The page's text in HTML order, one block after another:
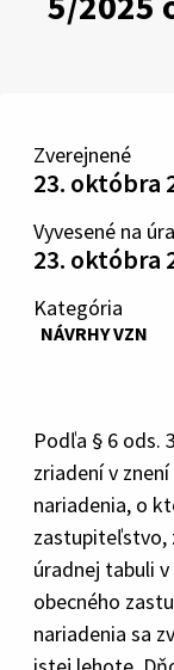
Zverejnené
23. októbra
Vyvesené na
23. októbra
Kategória
NÁVRHY VZN
Podľa § 6 ods.
zriadení v
nariadenia, o
zastupiteľstvo,
úradnej tabuli
obecného
nariadenia sa